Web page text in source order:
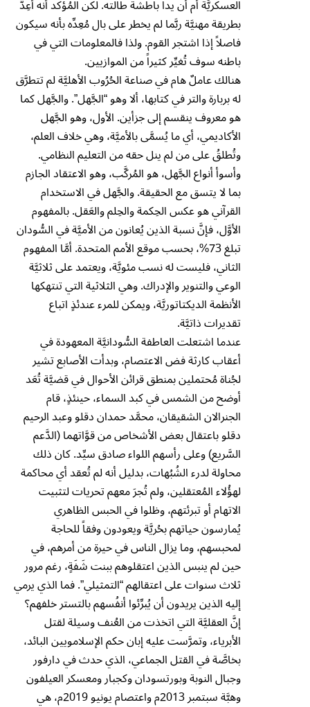
العسكريَّة أم أن يداً باطشة طالته. لكن المُؤكد أنه أُعِدَّ
بطريقة مهنيَّة ربَّما لم يخطر على بال مُعِدِّه بأنه سيكون
فاصلاً إذا اشتجر القوم. ولذا فالمعلومات التي في
باطنه سوف تُغيِّر كثيراً من الموازيين.
هنالك عاملٌ هام في صناعة الحُرُوب الأهليَّة لم تتطرَّق
له بربارة والتر في كتابها، ألا وهو “الجَّهل”. والجَّهل كما
هو معروف ينقسم إلى جزأين. الأول، وهو الجَّهل
الأكاديمي، أي ما يُسمَّى بالأميَّة، وهي خلاف العلم،
وتُطلقُ على من لم ينل حقه من التعليم النظامي.
وأسوأ أنواع الجَّهل، هو المُركَّب، وهو الاعتقاد الجازم
بما لا يتسق مع الحقيقة. والجَّهل في الاستخدام
القرآني هو عكس الحِكمة والحِلم والعَقل. بالمفهوم
الأوَّل، فإنَّ نسبة الذين يُعانون من الأميَّة في السُّودان
تبلغ 73%، بحسب موقع الأمم المتحدة. أمَّا المفهوم
الثاني، فليست له نسب مئويَّة، ويعتمد على ثلاثيَّة
الوعي والتنوير والإدراك. وهي الثلاثية التي تنتهكها
الأنظمة الديكتاتوريَّة، ويمكن للمرء عندئذٍ اتباع
تقديرات ذاتيَّة.
عندما اشتعلت العاطفة السُّودانيَّة المعهودة في
أعقاب كارثة فض الاعتصام، وبدأت الأصابع تشير
لجُناة مُحتملين بمنطق قرائن الأحوال في قضيَّة تُعَد
أوضح من الشمس في كبد السماء، حينئذٍ، قام
الجنرالان الشقيقان، محمَّد حمدان دقلو وعبد الرحيم
دقلو باعتقال بعض الأشخاص من قوَّاتهما (الدَّعم
السَّريع) وعلى رأسهم اللواء صادق سيِّد. كان ذلك
محاولة لدرء الشُبُهات، بدليل أنه لم تُعقد أي محاكمة
لهؤُلاء المُعتقلين، ولم تُجرَ معهم تحريات لتثبيت
الاتهام أو تبرئتهم، وظلوا في الحبس الظاهري
يُمارسون حياتهم بحُريَّة ويعودون وفقاً للحاجة
لمحبسهم، وما يزال الناس في حيرة من أمرهم، في
حين لم ينبس الذين اعتقلوهم ببنت شَفَةٍ، رغم مرور
ثلاث سنوات على اعتقالهم “التمثيلي”. فما الذي يرمي
إليه الذين يريدون أن يُبرِّئوا أنفُسهم بالتستر خلفهم؟
إنَّ العقليَّة التي اتخذت من العُنف وسيلة لقتل
الأبرياء، وتمرَّست عليه إبان حكم الإسلامويين البائد،
بخاصَّة في القتل الجماعي، الذي حدث في دارفور
وجبال النوبة وبورتسودان وكجبار ومعسكر العيلفون
وهبَّة سبتمبر 2013م واعتصام يونيو 2019م، هي